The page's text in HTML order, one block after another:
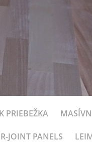
PRIEBEŽKA
JOINT PANELS